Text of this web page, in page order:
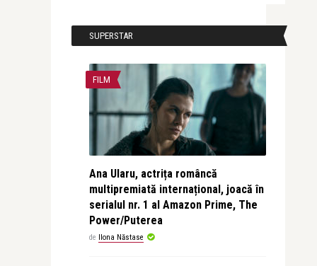
SUPERSTAR
FILM
Ana Ularu, actrița româncă
multipremiată internațional, joacă în
serialul nr. 1 al Amazon Prime, The
Power/Puterea
de Ilona Năstase